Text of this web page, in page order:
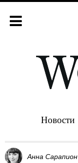
Новости
Анна Сарапион